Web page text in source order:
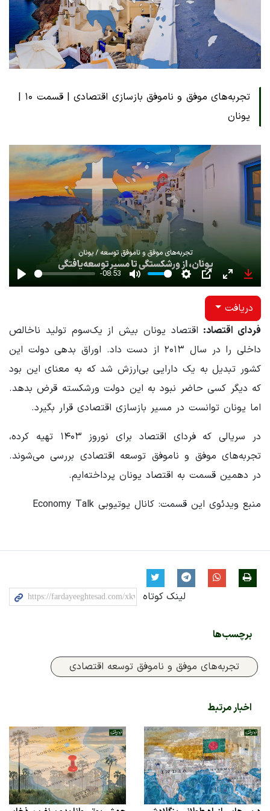
تجربه‌های موفق و ناموفق بازسازی اقتصادی | قسمت ۱۰ |
یونان
Play
-08:53
Mute Settings
PIP Enter
fullscreen
دریافت
فردای اقتصاد: اقتصاد یونان بیش از یک‌سوم تولید ناخالص
داخلی را در سال ۲۰۱۳ از دست داد. اوراق بدهی دولت این
کشور تبدیل به یک دارایی بی‌ارزش شد که به معنای این بود
که دیگر کسی حاضر نبود به این دولت ورشکسته قرض بدهد.
اما یونان توانست در مسیر بازسازی اقتصادی قرار بگیرد.
در سریالی که فردای اقتصاد برای نوروز ۱۴۰۳ تهیه کرده،
تجربه‌های موفق و ناموفق توسعه اقتصادی بررسی می‌شوند.
در دهمین قسمت به اقتصاد یونان پرداخته‌ایم.
منبع ویدئوی این قسمت: کانال یوتیوبی Economy Talk
لینک کوتاه
برچسب‌ها
تجربه‌های موفق و ناموفق توسعه اقتصادی
اخبار مرتبط